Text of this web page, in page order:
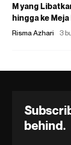
M yang
hingga ke
Risma Azhari 3
behind.